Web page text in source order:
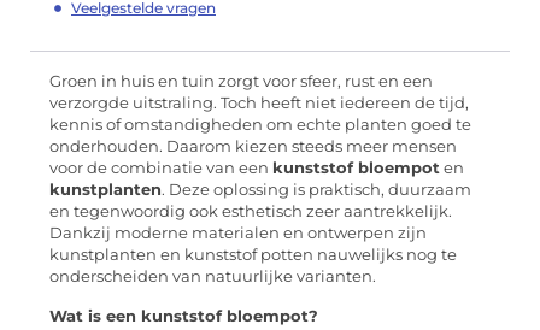
Veelgestelde vragen
Groen in huis en tuin zorgt voor sfeer, rust en een
verzorgde uitstraling. Toch heeft niet iedereen de tijd,
kennis of omstandigheden om echte planten goed te
onderhouden. Daarom kiezen steeds meer mensen
voor de combinatie van een kunststof bloempot en
kunstplanten. Deze oplossing is praktisch, duurzaam
en tegenwoordig ook esthetisch zeer aantrekkelijk.
Dankzij moderne materialen en ontwerpen zijn
kunstplanten en kunststof potten nauwelijks nog te
onderscheiden van natuurlijke varianten.
Wat is een kunststof bloempot?